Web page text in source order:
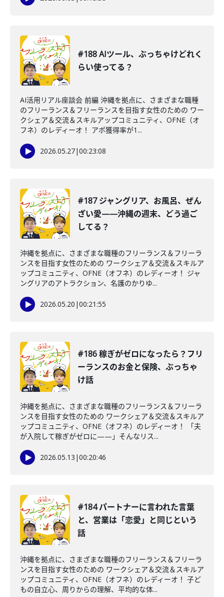
#188 AIツール、ぶっちゃけどれく
らい使ってる？
AI活用リアル座談会 前編 沖縄を拠点に、さまざまな職種
のフリーランス＆フリーランスを目指す女性のための ワー
クシェア＆交流＆スキルアップコミュニティ、OFNE（オ
フネ）のレディーオ！ アポ獲得率が1...
2026.05.27|00:23:08
#187 ジャングリア、お風呂、ぜん
ざい愛——沖縄の週末、どう過ご
してる？
沖縄を拠点に、さまざまな職種のフリーランス＆フリーラ
ンスを目指す女性のための ワークシェア＆交流＆スキルア
ップコミュニティ、OFNE（オフネ）のレディーオ！ ジャ
ングリアのアトラクション、名護のかりゆ...
2026.05.20 |00:21:55
#186 稼ぎがゼロになったら？フリ
ーランスのお金と保険、ぶっちゃ
け話
沖縄を拠点に、さまざまな職種のフリーランス＆フリーラ
ンスを目指す女性のための ワークシェア＆交流＆スキルア
ップコミュニティ、OFNE（オフネ）のレディーオ！ 「夫
が入院して稼ぎがゼロに——」そんなリス...
2026.05.13 |00:20:46
#184 パートナーに言われた言葉
と、営業は「恋愛」と同じという
話
沖縄を拠点に、さまざまな職種のフリーランス＆フリーラ
ンスを目指す女性のための ワークシェア＆交流＆スキルア
ップコミュニティ、OFNE（オフネ）のレディーオ！ 子ど
もの自立心、周りからの理解、平均的な体...